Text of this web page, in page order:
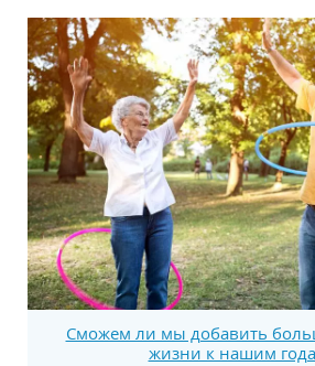
Сможем ли мы добавить
жизни к нашим